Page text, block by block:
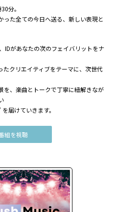
分。
った全ての今日へ送る、新しい表現と
、IDがあなたの次のフェイバリットをナ
たクリエイティブをテーマに、次世代
を、楽曲とトークで丁寧に紐解きなが
届けていきます。
組を視聴